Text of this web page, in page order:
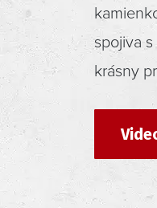
spojiva
krásny